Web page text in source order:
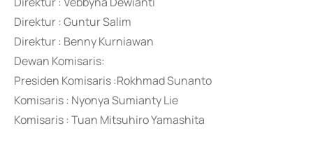
Direktur : Guntur Salim
Direktur : Benny Kurniawan
Dewan Komisaris:
Presiden Komisaris :Rokhmad Sunanto
Komisaris : Nyonya Sumianty Lie
Komisaris : Tuan Mitsuhiro Yamashita